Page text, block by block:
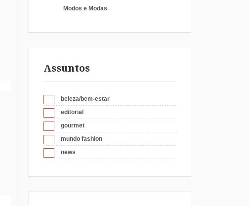
Modos e Modas
Assuntos
beleza/bem-estar
editorial
gourmet
mundo fashion
news